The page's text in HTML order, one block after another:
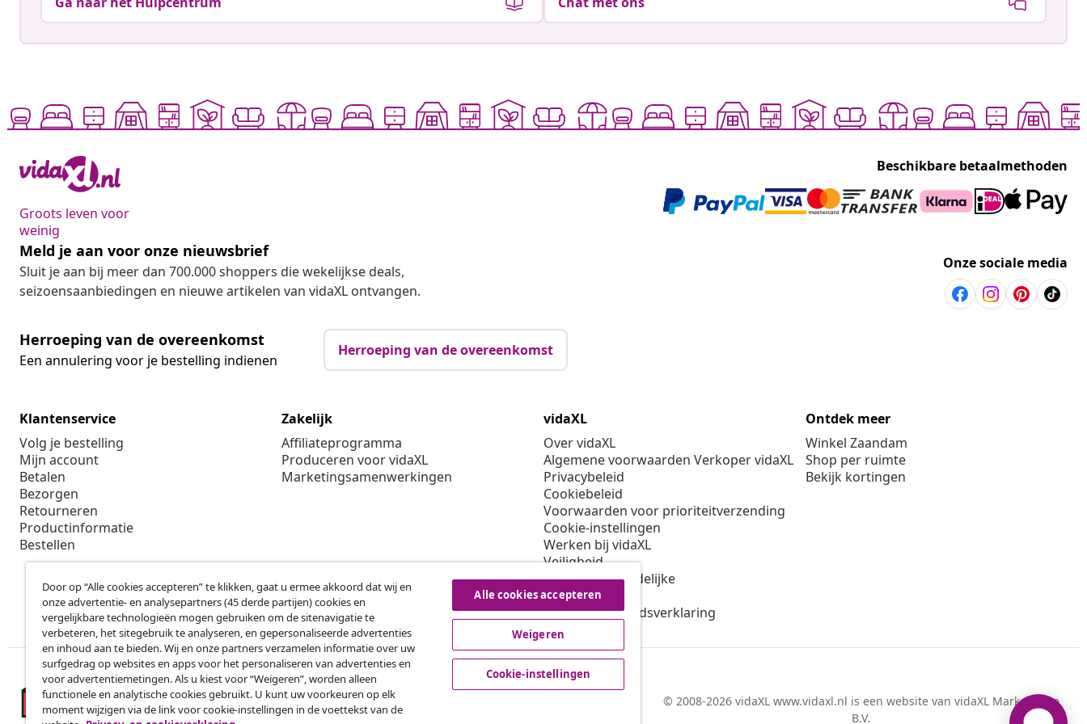
Groots leven voor
weinig
Beschikbare betaalmethoden
Meld je aan voor onze nieuwsbrief
Sluit je aan bij meer dan 700.000 shoppers die wekelijkse deals,
seizoensaanbiedingen en nieuwe artikelen van vidaXL ontvangen.
Onze sociale media
Herroeping van de overeenkomst
Een annulering voor je bestelling indienen
Herroeping van de overeenkomst
Klantenservice
Volg je bestelling
Mijn account
Betalen
Bezorgen
Retourneren
Productinformatie
Bestellen
Zakelijk
Affiliateprogramma
Produceren voor vidaXL
Marketingsamenwerkingen
vidaXL
Over vidaXL
Algemene voorwaarden Verkoper vidaXL
Privacybeleid
Cookiebeleid
Voorwaarden voor prioriteitverzending
Cookie-instellingen
Werken bij vidaXL
Veiligheid
EU verantwoordelijke
Beleid voor EPR
Toegankelijkheidsverklaring
Ontdek meer
Winkel Zaandam
Shop per ruimte
Bekijk kortingen
© 2008-2026 vidaXL www.vidaxl.nl is een website van vidaXL Marketplace
B.V.
Door op “Alle cookies accepteren” te klikken, gaat u ermee akkoord dat wij en
onze advertentie- en analysepartners (45 derde partijen) cookies en
vergelijkbare technologieën mogen gebruiken om de sitenavigatie te
verbeteren, het sitegebruik te analyseren, en gepersonaliseerde advertenties
en inhoud aan te bieden. Wij en onze partners verzamelen informatie over uw
surfgedrag op websites en apps voor het personaliseren van advertenties en
voor advertentiemetingen. Als u kiest voor “Weigeren”, worden alleen
functionele en analytische cookies gebruikt. U kunt uw voorkeuren op elk
moment wijzigen via de link voor cookie-instellingen in de voettekst van de
Alle cookies accepteren
Weigeren
Cookie-instellingen